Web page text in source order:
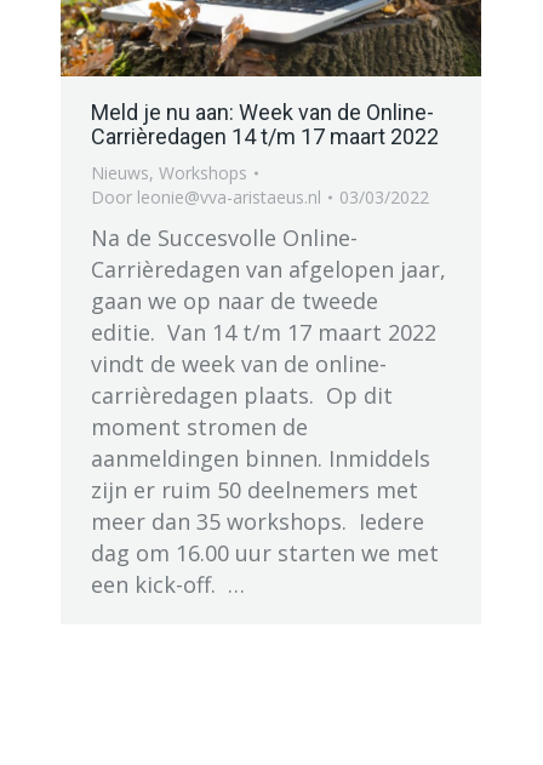
Meld je nu aan: Week van de Online-
Carrièredagen 14 t/m 17 maart 2022
Nieuws, Workshops
Door leonie@vva-aristaeus.nl 03/03/2022
Na de Succesvolle Online-
Carrièredagen van afgelopen jaar,
gaan we op naar de tweede
editie. Van 14 t/m 17 maart 2022
vindt de week van de online-
carrièredagen plaats. Op dit
moment stromen de
aanmeldingen binnen. Inmiddels
zijn er ruim 50 deelnemers met
meer dan 35 workshops. Iedere
dag om 16.00 uur starten we met
een kick-off. …